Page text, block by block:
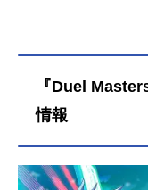
『Duel
情報